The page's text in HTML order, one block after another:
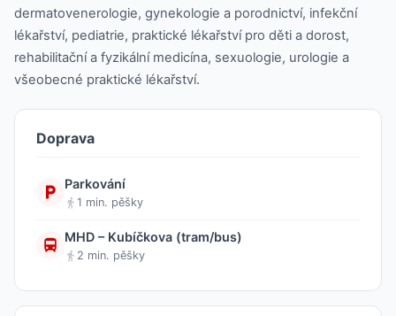
dermatovenerologie, gynekologie a porodnictví, infekční
lékařství, pediatrie, praktické lékařství pro děti a dorost,
rehabilitační a fyzikální medicína, sexuologie, urologie a
všeobecné praktické lékařství.
Doprava
Parkování
1 min. pěšky
MHD – Kubíčkova (tram/bus)
2 min. pěšky